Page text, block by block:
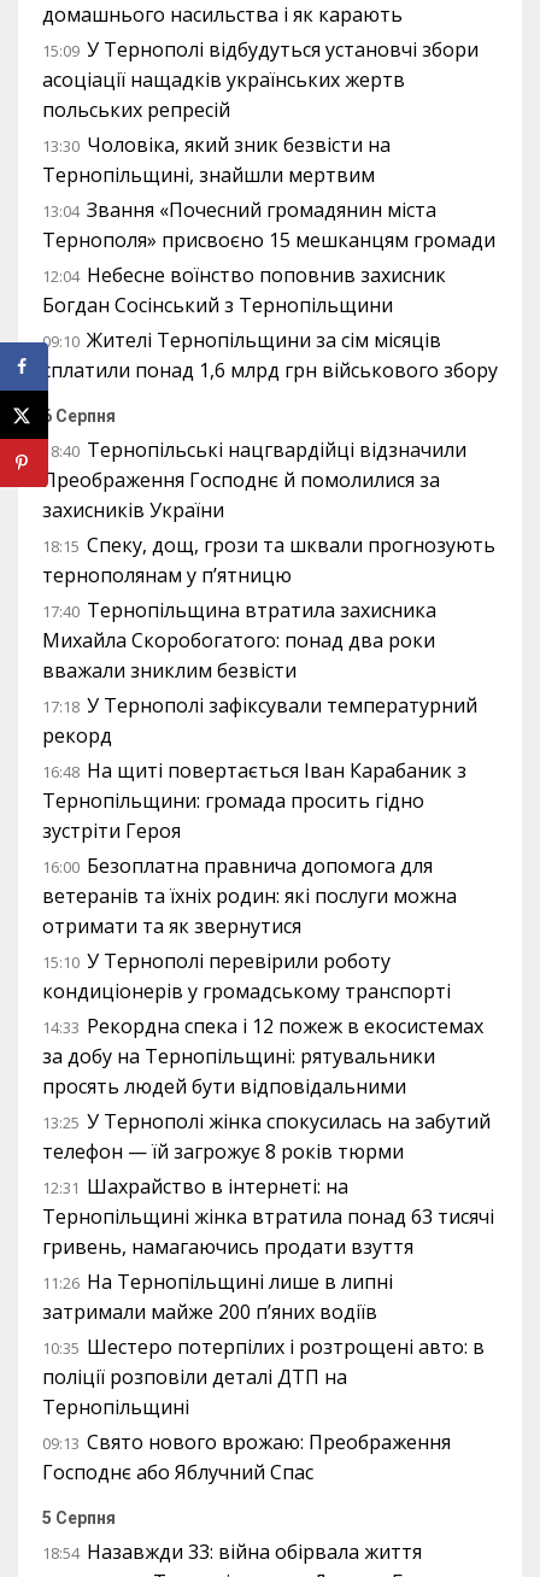
домашнього насильства і як карають
15:09 У Тернополі відбудуться установчі збори
асоціації нащадків українських жертв
польських репресій
13:30 Чоловіка, який зник безвісти на
Тернопільщині, знайшли мертвим
13:04 Звання «Почесний громадянин міста
Тернополя» присвоєно 15 мешканцям громади
12:04 Небесне воїнство поповнив захисник
Богдан Сосінський з Тернопільщини
09:10 Жителі Тернопільщини за сім місяців
сплатили понад 1,6 млрд грн військового збору
6 Серпня
18:40 Тернопільські нацгвардійці відзначили
Преображення Господнє й помолилися за
захисників України
18:15 Спеку, дощ, грози та шквали прогнозують
тернополянам у п’ятницю
17:40 Тернопільщина втратила захисника
Михайла Скоробогатого: понад два роки
вважали зниклим безвісти
17:18 У Тернополі зафіксували температурний
рекорд
16:48 На щиті повертається Іван Карабаник з
Тернопільщини: громада просить гідно
зустріти Героя
16:00 Безоплатна правнича допомога для
ветеранів та їхніх родин: які послуги можна
отримати та як звернутися
15:10 У Тернополі перевірили роботу
кондиціонерів у громадському транспорті
14:33 Рекордна спека і 12 пожеж в екосистемах
за добу на Тернопільщині: рятувальники
просять людей бути відповідальними
13:25 У Тернополі жінка спокусилась на забутий
телефон — їй загрожує 8 років тюрми
12:31 Шахрайство в інтернеті: на
Тернопільщині жінка втратила понад 63 тисячі
гривень, намагаючись продати взуття
11:26 На Тернопільщині лише в липні
затримали майже 200 п’яних водіїв
10:35 Шестеро потерпілих і розтрощені авто: в
поліції розповіли деталі ДТП на
Тернопільщині
09:13 Свято нового врожаю: Преображення
Господнє або Яблучний Спас
5 Серпня
18:54 Назавжди 33: війна обірвала життя